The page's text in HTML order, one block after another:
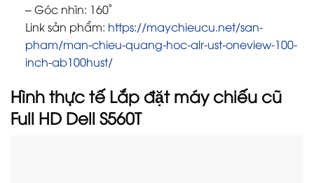
– Góc nhìn: 160˚
Link sản phẩm: https://maychieucu.net/san-
pham/man-chieu-quang-hoc-alr-ust-oneview-100-
inch-ab100hust/
Hình thực tế Lắp đặt máy chiếu cũ
Full HD Dell S560T